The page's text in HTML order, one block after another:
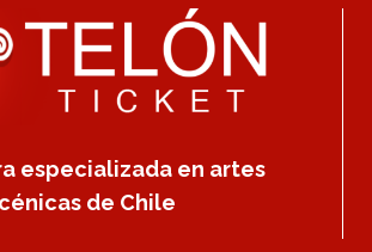
especializada en artes
de Chile